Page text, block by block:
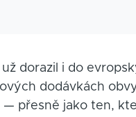
dorazil i do
dodávkách
— přesně jako ten,